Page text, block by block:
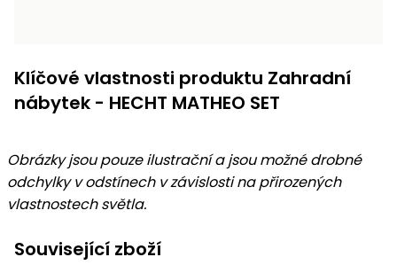
Klíčové vlastnosti produktu Zahradní
nábytek - HECHT MATHEO SET
Obrázky jsou pouze ilustrační a jsou možné drobné
odchylky v odstínech v závislosti na přirozených
vlastnostech světla.
Související zboží